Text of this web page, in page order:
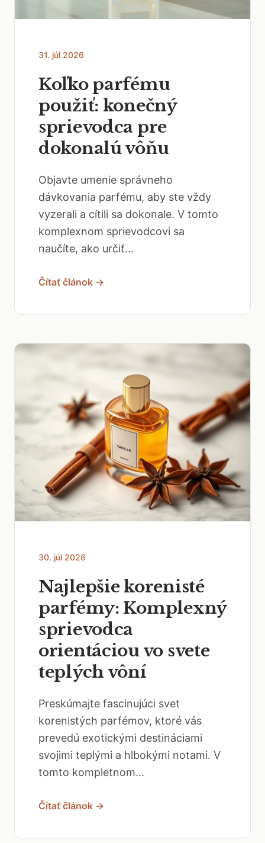
31. júl 2026
Koľko parfému
použiť: konečný
sprievodca pre
dokonalú vôňu
Objavte umenie správneho
dávkovania parfému, aby ste vždy
vyzerali a cítili sa dokonale. V tomto
komplexnom sprievodcovi sa
naučíte, ako určiť...
Čítať článok →
30. júl 2026
Najlepšie korenisté
parfémy: Komplexný
sprievodca
orientáciou vo svete
teplých vôní
Preskúmajte fascinujúci svet
korenistých parfémov, ktoré vás
prevedú exotickými destináciami
svojimi teplými a hlbokými notami. V
tomto kompletnom...
Čítať článok →